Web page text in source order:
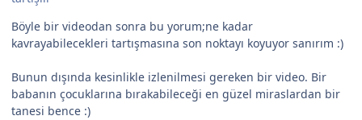
Böyle bir videodan sonra bu yorum;ne kadar
kavrayabilecekleri tartışmasına son noktayı koyuyor sanırım :)
Bunun dışında kesinlikle izlenilmesi gereken bir video. Bir
babanın çocuklarına bırakabileceği en güzel miraslardan bir
tanesi bence :)